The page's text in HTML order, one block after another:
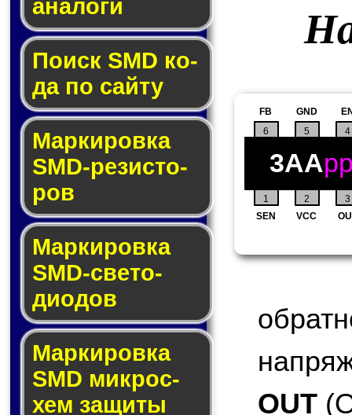
ана­ло­ги
Поиск SMD ко­
да по сай­ту
Маркировка
SMD-ре­зис­то­
ров
Маркировка
SMD-све­то­
дио­дов
Мар­ки­ров­ка
SMD мик­рос­
хем защиты
1 2 3
4
SEN VCC
GND
5
6
FB
3AA
OUT